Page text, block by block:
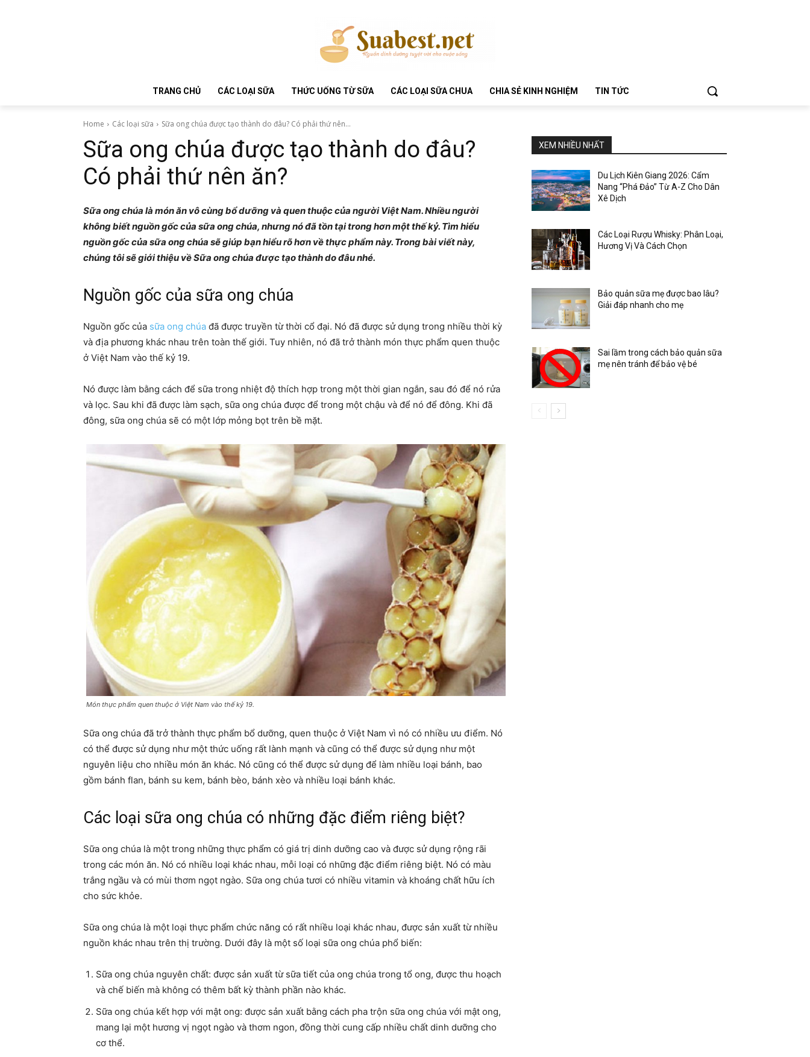
TRANG CHỦ CÁC LOẠI SỮA THỨC UỐNG TỪ SỮA CÁC LOẠI SỮA CHUA CHIA SẺ KINH NGHIỆM TIN TỨC
Home Các loại sữa Sữa ong chúa được tạo thành do đâu? Có phải thứ nên...
Sữa ong chúa được tạo thành do đâu?
Có phải thứ nên ăn?
Sữa ong chúa là món ăn vô cùng bổ dưỡng và quen thuộc của người Việt Nam. Nhiều người
không biết nguồn gốc của sữa ong chúa, nhưng nó đã tồn tại trong hơn một thế kỷ. Tìm hiểu
nguồn gốc của sữa ong chúa sẽ giúp bạn hiểu rõ hơn về thực phẩm này. Trong bài viết này,
chúng tôi sẽ giới thiệu về Sữa ong chúa được tạo thành do đâu nhé.
Nguồn gốc của sữa ong chúa
Nguồn gốc của sữa ong chúa đã được truyền từ thời cổ đại. Nó đã được sử dụng trong nhiều thời kỳ
và địa phương khác nhau trên toàn thế giới. Tuy nhiên, nó đã trở thành món thực phẩm quen thuộc
ở Việt Nam vào thế kỷ 19.
Nó được làm bằng cách để sữa trong nhiệt độ thích hợp trong một thời gian ngắn, sau đó để nó rửa
và lọc. Sau khi đã được làm sạch, sữa ong chúa được để trong một chậu và để nó để đông. Khi đã
đông, sữa ong chúa sẽ có một lớp mỏng bọt trên bề mặt.
Món thực phẩm quen thuộc ở Việt Nam vào thế kỷ 19.
Sữa ong chúa đã trở thành thực phẩm bổ dưỡng, quen thuộc ở Việt Nam vì nó có nhiều ưu điểm. Nó
có thể được sử dụng như một thức uống rất lành mạnh và cũng có thể được sử dụng như một
nguyên liệu cho nhiều món ăn khác. Nó cũng có thể được sử dụng để làm nhiều loại bánh, bao
gồm bánh flan, bánh su kem, bánh bèo, bánh xèo và nhiều loại bánh khác.
Các loại sữa ong chúa có những đặc điểm riêng biệt?
Sữa ong chúa là một trong những thực phẩm có giá trị dinh dưỡng cao và được sử dụng rộng rãi
trong các món ăn. Nó có nhiều loại khác nhau, mỗi loại có những đặc điểm riêng biệt. Nó có màu
trắng ngầu và có mùi thơm ngọt ngào. Sữa ong chúa tươi có nhiều vitamin và khoáng chất hữu ích
cho sức khỏe.
Sữa ong chúa là một loại thực phẩm chức năng có rất nhiều loại khác nhau, được sản xuất từ nhiều
nguồn khác nhau trên thị trường. Dưới đây là một số loại sữa ong chúa phổ biến:
Sữa ong chúa nguyên chất: được sản xuất từ sữa tiết của ong chúa trong tổ ong, được thu hoạch
và chế biến mà không có thêm bất kỳ thành phần nào khác.
Sữa ong chúa kết hợp với mật ong: được sản xuất bằng cách pha trộn sữa ong chúa với mật ong,
mang lại một hương vị ngọt ngào và thơm ngon, đồng thời cung cấp nhiều chất dinh dưỡng cho
cơ thể.
XEM NHIỀU NHẤT
Du Lịch Kiên Giang 2026: Cẩm
Nang “Phá Đảo” Từ A-Z Cho Dân
Xê Dịch
Các Loại Rượu Whisky: Phân Loại,
Hương Vị Và Cách Chọn
Bảo quản sữa mẹ được bao lâu?
Giải đáp nhanh cho mẹ
Sai lầm trong cách bảo quản sữa
mẹ nên tránh để bảo vệ bé